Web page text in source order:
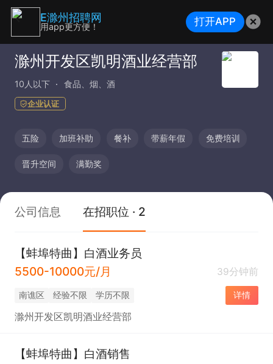
滁州开发区凯明酒业经营部
10人以下 食品、烟、酒
企业认证
五险 加班补助 餐补 带薪年假 免费培训
晋升空间 满勤奖
公司信息 在招职位 · 2
【蚌埠特曲】白酒业务员
5500-10000元/月
39分钟前
南谯区 经验不限 学历不限 详情
滁州开发区凯明酒业经营部
【蚌埠特曲】白酒销售
E滁州招聘网
用app更方便！ 打开APP